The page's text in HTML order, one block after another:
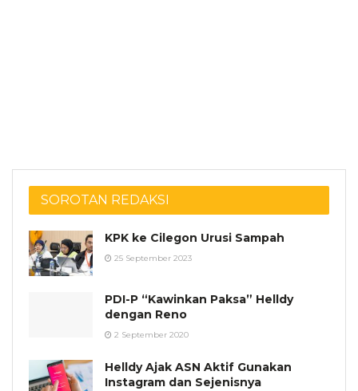
SOROTAN REDAKSI
KPK ke Cilegon Urusi Sampah
25 September 2023
PDI-P “Kawinkan Paksa” Helldy
dengan Reno
2 September 2020
Helldy Ajak ASN Aktif Gunakan
Instagram dan Sejenisnya